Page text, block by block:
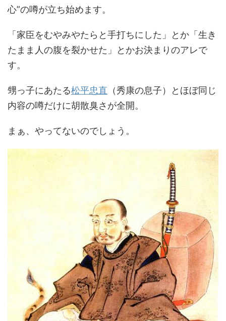
心”の噂が立ち始めます。
「家臣をむやみやたらと手打ちにした」とか「生き
たまま人の腹を裂かせた」とかお決まりのアレで
す。
甥っ子にあたる松平忠直 （秀康の息子）とほぼ同じ
内容の噂だけに胡散臭さが全開。
まぁ、やってないのでしょう。